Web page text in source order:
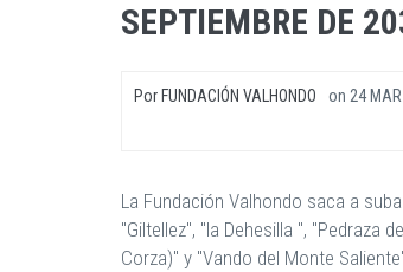
SEPTIEMBRE DE
Por FUNDACIÓN VALHONDO on 24
La Fundación Valhondo saca a
"Giltellez", "la Dehesilla ", "Pedraza
Corza)" y "Vando del Monte